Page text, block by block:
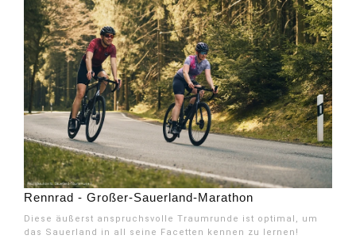
Rennrad - Großer-Sauerland-Marathon
Diese äußerst anspruchsvolle Traumrunde ist optimal, um
das Sauerland in all seine Facetten kennen zu lernen!